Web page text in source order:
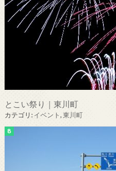
とこい祭り｜東川町
カテゴリ:イベント,東川町